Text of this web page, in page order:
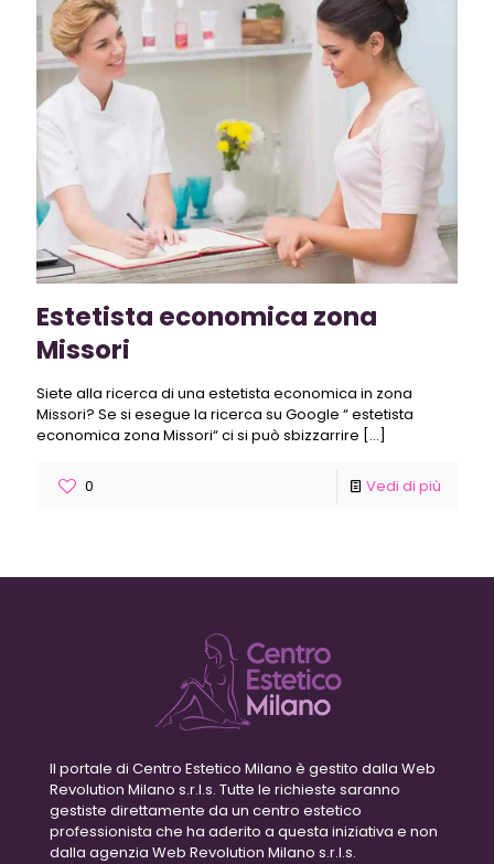
Estetista economica zona
Missori
Siete alla ricerca di una estetista economica in zona
Missori? Se si esegue la ricerca su Google “ estetista
economica zona Missori“ ci si può sbizzarrire […]
0 Vedi di più
Il portale di Centro Estetico Milano è gestito dalla Web
Revolution Milano s.r.l.s. Tutte le richieste saranno
gestiste direttamente da un centro estetico
professionista che ha aderito a questa iniziativa e non
dalla agenzia Web Revolution Milano s.r.l.s.